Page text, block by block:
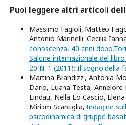
Puoi leggere altri articoli
Massimo Fagioli, Matteo
Antonio Marinelli, Cecilia
conoscenza, 40 anni
Salone internazionale del libro
20 N. 1 (2011): Il sogno della
Martina Brandizzi, Antonia
Dario, Luana Testa, Annelore
Lindau, Nella Lo Cascio,
Miriam Scarciglia, Indagine
psicodinamica di gruppo